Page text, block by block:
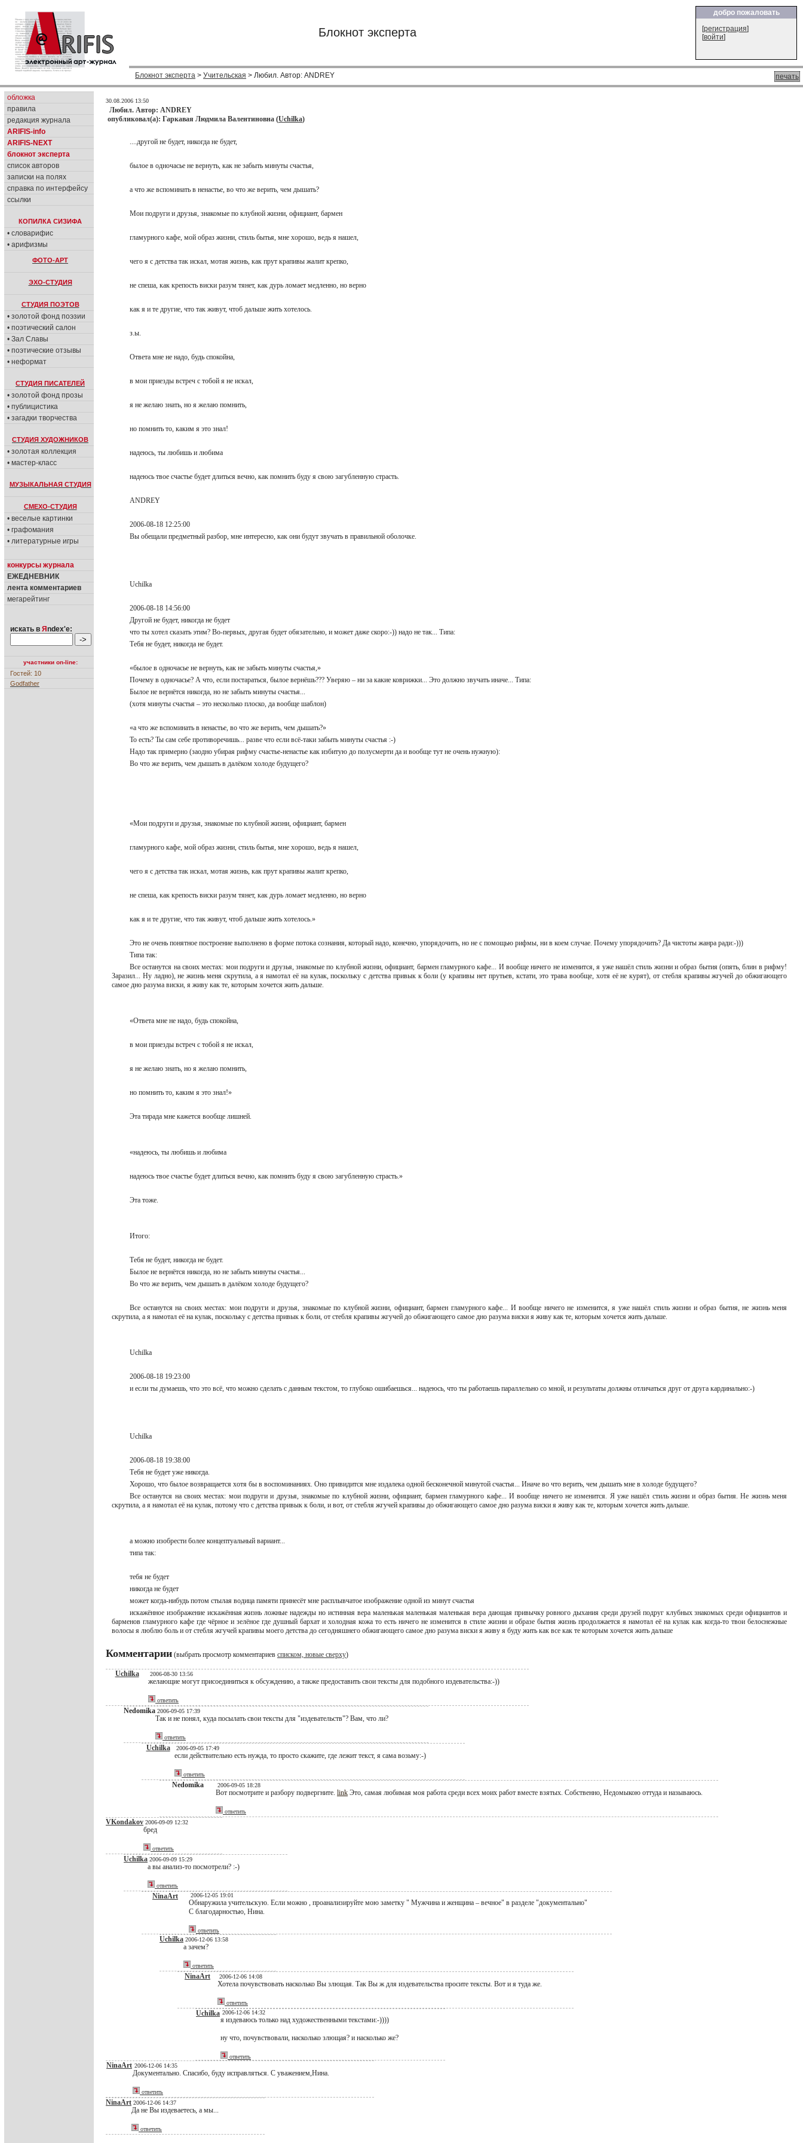
Блокнот эксперта
добро пожаловать
[регистрация]
[войти]
печать
Блокнот эксперта > Учительская > Любил. Автор: ANDREY
обложка
правила
редакция журнала
ARIFIS-info
ARIFIS-NEXT
блокнот эксперта
список авторов
записки на полях
справка по интерфейсу
ссылки
КОПИЛКА СИЗИФА
• словарифис
• арифизмы
ФОТО-АРТ
ЭХО-СТУДИЯ
СТУДИЯ ПОЭТОВ
• золотой фонд поэзии
• поэтический салон
• Зал Славы
• поэтические отзывы
• неформат
СТУДИЯ ПИСАТЕЛЕЙ
• золотой фонд прозы
• публицистика
• загадки творчества
СТУДИЯ ХУДОЖНИКОВ
• золотая коллекция
• мастер-класс
МУЗЫКАЛЬНАЯ СТУДИЯ
СМЕХО-СТУДИЯ
• веселые картинки
• графомания
• литературные игры
конкурсы журнала
ЕЖЕДНЕВНИК
лента комментариев
мегарейтинг
искать в Я ndex'е:
участники on-line:
Гостей: 10
Godfather
30.08.2006 13:50
Любил. Автор: ANDREY
опубликовал(а): Гаркавая Людмила Валентиновна (Uchilka)
....другой не будет, никогда не будет,
былое в одночасье не вернуть, как не забыть минуты счастья,
а что же вспоминать в ненастье, во что же верить, чем дышать?
Мои подруги и друзья, знакомые по клубной жизни, официант, бармен
гламурного кафе, мой образ жизни, стиль бытья, мне хорошо, ведь я нашел,
чего я с детства так искал, мотая жизнь, как прут крапивы жалит крепко,
не спеша, как крепость виски разум тянет, как дурь ломает медленно, но верно
как я и те другие, что так живут, чтоб дальше жить хотелось.
з.ы.
Ответа мне не надо, будь спокойна,
в мои приезды встреч с тобой я не искал,
я не желаю знать, но я желаю помнить,
но помнить то, каким я это знал!
надеюсь, ты любишь и любима
надеюсь твое счастье будет длиться вечно, как помнить буду я свою загубленную страсть.
ANDREY
2006-08-18 12:25:00
Вы обещали предметный разбор, мне интересно, как они будут звучать в правильной оболочке.
Uchilka
2006-08-18 14:56:00
Другой не будет, никогда не будет
что ты хотел сказать этим? Во-первых, другая будет обязательно, и может даже скоро:-)) надо не так... Типа:
Тебя не будет, никогда не будет.
«былое в одночасье не вернуть, как не забыть минуты счастья,»
Почему в одночасье? А что, если постараться, былое вернёшь??? Уверяю – ни за какие коврижки... Это должно звучать иначе... Типа:
Былое не вернётся никогда, но не забыть минуты счастья...
(хотя минуты счастья – это несколько плоско, да вообще шаблон)
«а что же вспоминать в ненастье, во что же верить, чем дышать?»
То есть? Ты сам себе противоречишь... разве что если всё-таки забыть минуты счастья :-)
Надо так примерно (заодно убирая рифму счастье-ненастье как избитую до полусмерти да и вообще тут не очень нужную):
Во что же верить, чем дышать в далёком холоде будущего?
«Мои подруги и друзья, знакомые по клубной жизни, официант, бармен
гламурного кафе, мой образ жизни, стиль бытья, мне хорошо, ведь я нашел,
чего я с детства так искал, мотая жизнь, как прут крапивы жалит крепко,
не спеша, как крепость виски разум тянет, как дурь ломает медленно, но верно
как я и те другие, что так живут, чтоб дальше жить хотелось.»
Это не очень понятное построение выполнено в форме потока сознания, который надо, конечно, упорядочить, но не с помощью рифмы, ни в коем случае. Почему упорядочить? Да чистоты жанра ради:-)))
Типа так:
Все останутся на своих местах: мои подруги и друзья, знакомые по клубной жизни, официант, бармен гламурного кафе... И вообще ничего не изменится, я уже нашёл стиль жизни и образ бытия (опять, блин в рифму!
Заразил... Ну ладно), не жизнь меня скрутила, а я намотал её на кулак, поскольку с детства привык к боли (у крапивы нет прутьев, кстати, это трава вообще, хотя её не курят), от стебля крапивы жгучей до обжигающего
самое дно разума виски, я живу как те, которым хочется жить дальше.
«Ответа мне не надо, будь спокойна,
в мои приезды встреч с тобой я не искал,
я не желаю знать, но я желаю помнить,
но помнить то, каким я это знал!»
Эта тирада мне кажется вообще лишней.
«надеюсь, ты любишь и любима
надеюсь твое счастье будет длиться вечно, как помнить буду я свою загубленную страсть.»
Эта тоже.
Итого:
Тебя не будет, никогда не будет.
Былое не вернётся никогда, но не забыть минуты счастья...
Во что же верить, чем дышать в далёком холоде будущего?
Все останутся на своих местах: мои подруги и друзья, знакомые по клубной жизни, официант, бармен гламурного кафе... И вообще ничего не изменится, я уже нашёл стиль жизни и образ бытия, не жизнь меня
скрутила, а я намотал её на кулак, поскольку с детства привык к боли, от стебля крапивы жгучей до обжигающего самое дно разума виски я живу как те, которым хочется жить дальше.
Uchilka
2006-08-18 19:23:00
и если ты думаешь, что это всё, что можно сделать с данным текстом, то глубоко ошибаешься... надеюсь, что ты работаешь параллельно со мной, и результаты должны отличаться друг от друга кардинально:-)
Uchilka
2006-08-18 19:38:00
Тебя не будет уже никогда.
Хорошо, что былое возвращается хотя бы в воспоминаниях. Оно привидится мне издалека одной бесконечной минутой счастья... Иначе во что верить, чем дышать мне в холоде будущего?
Все останутся на своих местах: мои подруги и друзья, знакомые по клубной жизни, официант, бармен гламурного кафе... И вообще ничего не изменится. Я уже нашёл стиль жизни и образ бытия. Не жизнь меня
скрутила, а я намотал её на кулак, потому что с детства привык к боли, и вот, от стебля жгучей крапивы до обжигающего самое дно разума виски я живу как те, которым хочется жить дальше.
а можно изобрести более концептуальный вариант...
типа так:
тебя не будет
никогда не будет
может когда-нибудь потом стылая водица памяти принесёт мне расплывчатое изображение одной из минут счастья
искажённое изображение искажённая жизнь ложные надежды но истинная вера маленькая маленькая маленькая вера дающая привычку ровного дыхания среди друзей подруг клубных знакомых среди официантов и
барменов гламурного кафе где чёрное и зелёное где душный бархат и холодная кожа то есть ничего не изменится в стиле жизни и образе бытия жизнь продолжается я намотал её на кулак как когда-то твои белоснежные
волосы я люблю боль и от стебля жгучей крапивы моего детства до сегодняшнего обжигающего самое дно разума виски я живу я буду жить как все как те которым хочется жить дальше
Комментарии (выбрать просмотр комментариев списком, новые сверху)
Uchilka 2006-08-30 13:56
желающие могут присоединиться к обсуждению, а также предоставить свои тексты для подобного издевательства:-))
ответить
Nedomika 2006-09-05 17:39
Так и не понял, куда посылать свои тексты для "издевательств"? Вам, что ли?
ответить
Uchilka 2006-09-05 17:49
если действительно есть нужда, то просто скажите, где лежит текст, я сама возьму:-)
ответить
Nedomika 2006-09-05 18:28
Вот посмотрите и разбору подвергните. link Это, самая любимая моя работа среди всех моих работ вместе взятых. Собственно, Недомыкою оттуда и называюсь.
ответить
VKondakov 2006-09-09 12:32
бред
ответить
Uchilka 2006-09-09 15:29
а вы анализ-то посмотрели? :-)
ответить
NinaArt 2006-12-05 19:01
Обнаружила учительскую. Если можно , проанализируйте мою заметку " Мужчина и женщина – вечное" в разделе "документально"
С благодарностью, Нина.
ответить
Uchilka 2006-12-06 13:58
а зачем?
ответить
NinaArt 2006-12-06 14:08
Хотела почувствовать насколько Вы злющая. Так Вы ж для издевательства просите тексты. Вот и я туда же.
ответить
Uchilka 2006-12-06 14:32
я издеваюсь только над художественными текстами:-))))
ну что, почувствовали, насколько злющая? и насколько же?
ответить
NinaArt 2006-12-06 14:35
Документально. Спасибо, буду исправляться. С уважением,Нина.
ответить
NinaArt 2006-12-06 14:37
Да не Вы издеваетесь, а мы...
ответить